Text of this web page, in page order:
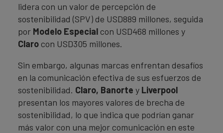
lidera con un valor de percepción de
sostenibilidad (SPV) de USD889 millones, seguida
por Modelo Especial con USD468 millones y
Claro con USD305 millones.
Sin embargo, algunas marcas enfrentan desafíos
en la comunicación efectiva de sus esfuerzos de
sostenibilidad. Claro, Banorte y Liverpool
presentan los mayores valores de brecha de
sostenibilidad, lo que indica que podrían ganar
más valor con una mejor comunicación en este